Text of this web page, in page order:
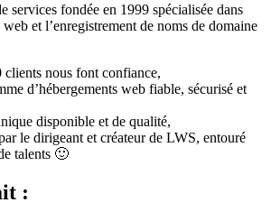
services fondée en 1999 spécialisée dans
web et l’enregistrement de noms de domaine
clients nous font confiance,
d’hébergements web fiable, sécurisé et
disponible et de qualité,
le dirigeant et créateur de LWS, entouré
talents 🙂
: